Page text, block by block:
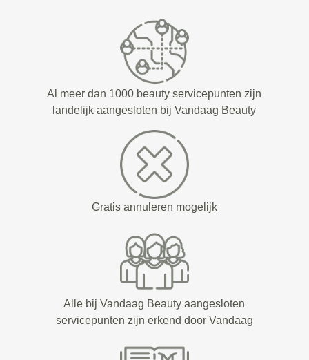
Al meer dan 1000 beauty servicepunten zijn
landelijk aangesloten bij Vandaag Beauty
Gratis annuleren mogelijk
Alle bij Vandaag Beauty aangesloten
servicepunten zijn erkend door Vandaag